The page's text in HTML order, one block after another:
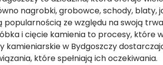
nagrobki, grobowce, schody, blaty,
popularnością ze względu na swoją
i cięcie kamienia to procesy, które
kamieniarskie w Bydgoszczy
które spełniają ich oczekiwania.